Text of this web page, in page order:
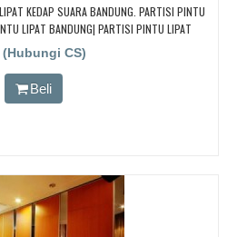
KEDAP SUARA BANDUNG. PARTISI PINTU
LIPAT BANDUNG| PARTISI PINTU LIPAT
BANDUNG
(Hubungi CS)
Beli